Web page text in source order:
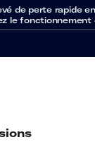
de perte rapide
le